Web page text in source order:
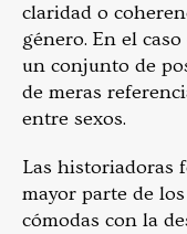
claridad o
género. En el
un conjunto de
de meras
entre sexos.
Las historiadoras
mayor parte de
cómodas con la